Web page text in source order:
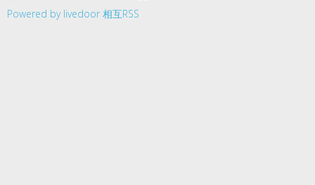
Powered by livedoor 相互RSS